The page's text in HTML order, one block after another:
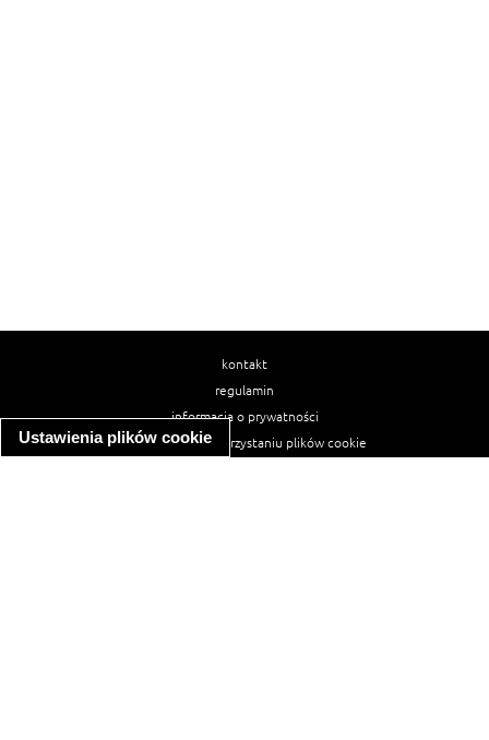
Ustawienia plików cookie
kontakt
regulamin
informacja o prywatności
informacja o wykorzystaniu plików cookie